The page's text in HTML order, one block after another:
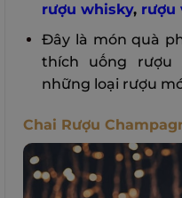
rượu whisky, rượu
Đây là món quà
thích uống rượu
những loại rượu
Chai Rượu